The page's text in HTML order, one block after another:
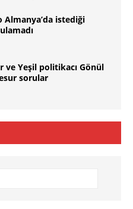
Almanya’da istediği
ve Yeşil politikacı Gönül
sorular